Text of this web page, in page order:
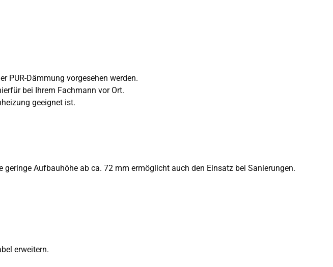
PUR-Dämmung vorgesehen werden.
bei Ihrem Fachmann vor Ort.
geeignet ist.
Aufbauhöhe ab ca. 72 mm ermöglicht auch den Einsatz bei Sanierungen.
erweitern.